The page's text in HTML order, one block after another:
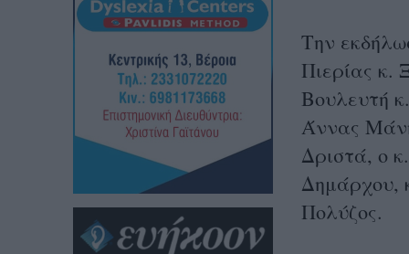
Την
Πιερίας κ.
Βουλευτή
Άννας
Δριστά, ο
Δημάρχου,
Πολύζος.